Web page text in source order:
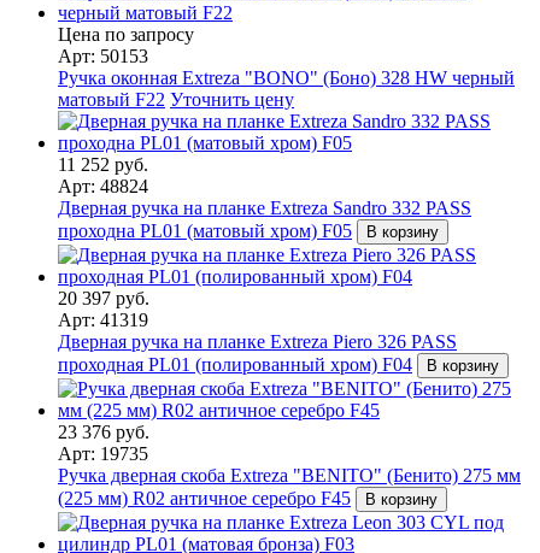
Цена по запросу
Арт: 50153
Ручка оконная Extreza "BONO" (Боно) 328 HW черный
матовый F22 Уточнить цену
11 252 руб.
Арт: 48824
Дверная ручка на планке Extreza Sandro 332 PASS
проходна PL01 (матовый хром) F05
В корзину
20 397 руб.
Арт: 41319
Дверная ручка на планке Extreza Piero 326 PASS
проходная PL01 (полированный хром) F04
В корзину
23 376 руб.
Арт: 19735
Ручка дверная скоба Extreza "BENITO" (Бенито) 275 мм
(225 мм) R02 античное серебро F45
В корзину